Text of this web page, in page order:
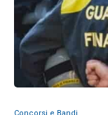
Concorsi e Bandi